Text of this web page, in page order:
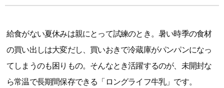
給食がない夏休みは親にとって試練のとき。暑い時季の食材
の買い出しは大変だし、買いおきで冷蔵庫がパンパンになっ
てしまうのも困りもの。そんなとき活躍するのが、未開封な
ら常温で長期間保存できる「ロングライフ牛乳」です。